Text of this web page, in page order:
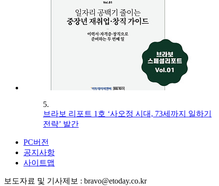
5.
브라보 리포트 1호 ‘사오정 시대, 73세까지 일하기
전략’ 발간
PC버전
공지사항
사이트맵
보도자료 및 기사제보 : bravo@etoday.co.kr